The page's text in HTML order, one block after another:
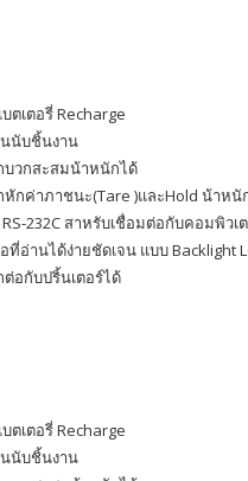
บตเตอรี่ Recharge
นับชิ้นงาน
บวกสะสมน้าหนักได้
หักค่าภาชนะ(Tare )และHold น้าหนั
232C สาหรับเชื่อมต่อกับคอมพิวเ
ที่อ่านได้ง่ายชัดเจน แบบ Backlight
ต่อกับปริ้นเตอร์ได้
บตเตอรี่ Recharge
นับชิ้นงาน